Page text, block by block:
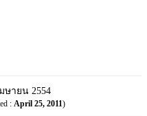
ษายน 2554
: April 25, 2011)